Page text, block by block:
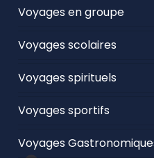
Voyages en groupe
Voyages scolaires
Voyages spirituels
Voyages sportifs
Voyages